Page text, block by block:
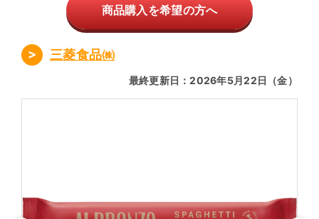
商品購入を希望の方へ
三菱食品㈱
最終更新日：2026年5月22日（金）